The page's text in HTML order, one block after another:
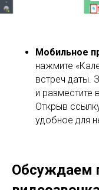
Мобильное
нажмите
встреч даты.
и разместите
Открыв
удобное для
Обсуждаем